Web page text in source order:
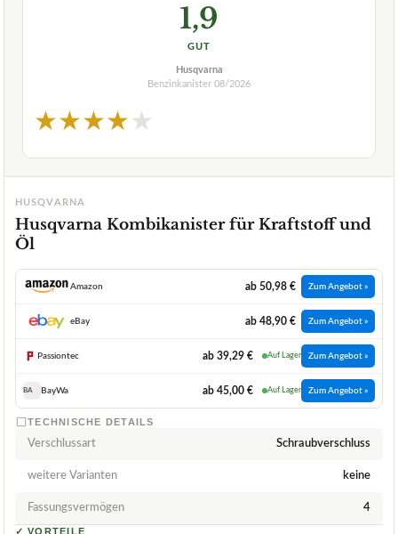
1,9
GUT
Husqvarna
Benzinkanister 08/2026
★★★★★
HUSQVARNA
Husqvarna Kombikanister für Kraftstoff und
Öl
Amazon ab 50,98 € Zum Angebot »
eBay ab 48,90 € Zum Angebot »
Passiontec ab 39,29 € Auf Lager Zum Angebot »
BA BayWa ab 45,00 € Auf Lager Zum Angebot »
TECHNISCHE DETAILS
Verschlussart Schraubverschluss
weitere Varianten keine
Fassungsvermögen 4
✓ VORTEILE